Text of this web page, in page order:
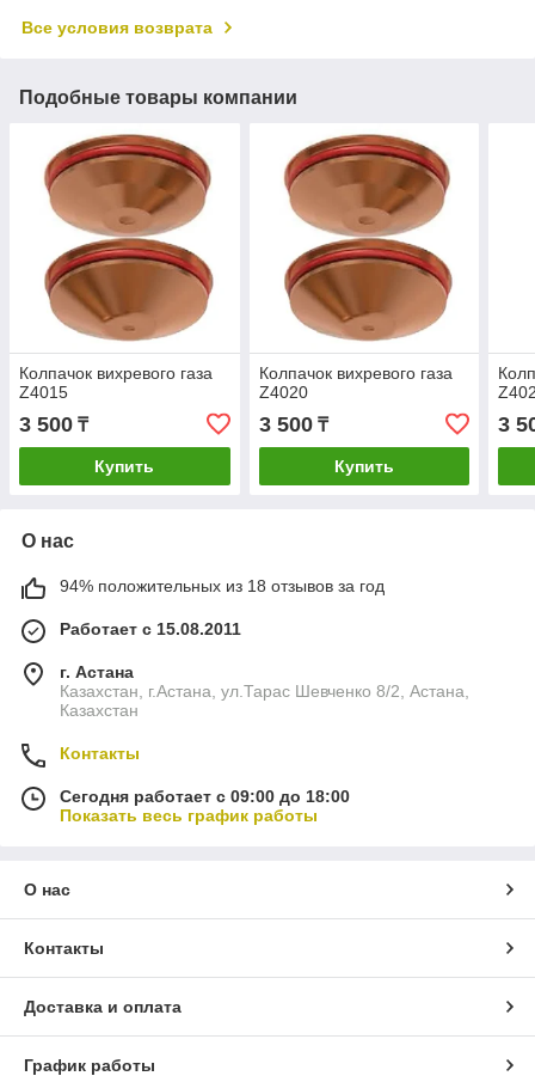
Все условия возврата
Подобные товары компании
Колпачок вихревого газа
Z4015
3 500 ₸
Купить
Колпачок вихревого газа
Z4020
3 500₸
Купить
3
О нас
94% положительных из 18 отзывов за год
Работает с 15.08.2011
г. Астана
Казахстан, г.Астана, ул.Тарас Шевченко 8/2, Астана,
Казахстан
Контакты
Сегодня работает с 09:00 до 18:00
Показать весь график работы
О нас
Контакты
Доставка и оплата
График работы